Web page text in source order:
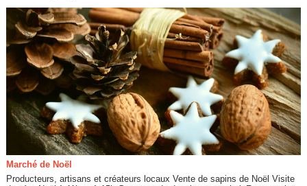
Marché de Noël
Producteurs, artisans et créateurs locaux Vente de sapins de Noël Visite